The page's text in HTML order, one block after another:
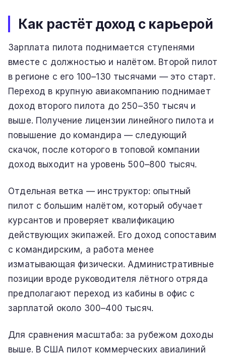
Как растёт доход с карьерой
Зарплата пилота поднимается ступенями
вместе с должностью и налётом. Второй пилот
в регионе с его 100–130 тысячами — это старт.
Переход в крупную авиакомпанию поднимает
доход второго пилота до 250–350 тысяч и
выше. Получение лицензии линейного пилота и
повышение до командира — следующий
скачок, после которого в топовой компании
доход выходит на уровень 500–800 тысяч.
Отдельная ветка — инструктор: опытный
пилот с большим налётом, который обучает
курсантов и проверяет квалификацию
действующих экипажей. Его доход сопоставим
с командирским, а работа менее
изматывающая физически. Административные
позиции вроде руководителя лётного отряда
предполагают переход из кабины в офис с
зарплатой около 300–400 тысяч.
Для сравнения масштаба: за рубежом доходы
выше. В США пилот коммерческих авиалиний